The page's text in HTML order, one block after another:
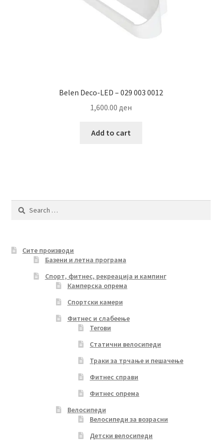
Belen Deco-LED – 029 003 0012
1,600.00 ден
Add to cart
Search
Сите производи
Базени и летна програма
Спорт, фитнес, рекреација и кампинг
Камперска опрема
Спортски камери
Фитнес и слабеење
Тегови
Статични велосипеди
Траки за трчање и пешачење
Фитнес справи
Фитнес опрема
Велосипеди
Велосипеди за возрасни
Детски велосипеди